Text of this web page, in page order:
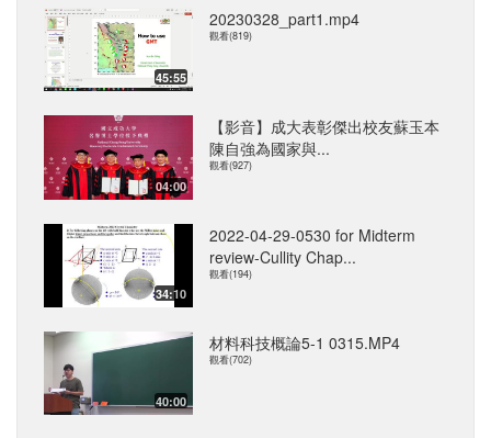
45:55
20230328_part1.mp4
觀看(819)
04:00
【影音】成大表彰傑出校友蘇玉本
陳自強為國家與...
觀看(927)
34:10
2022-04-29-0530 for Midterm
review-Cullity Chap...
觀看(194)
40:00
材料科技概論5-1 0315.MP4
觀看(702)